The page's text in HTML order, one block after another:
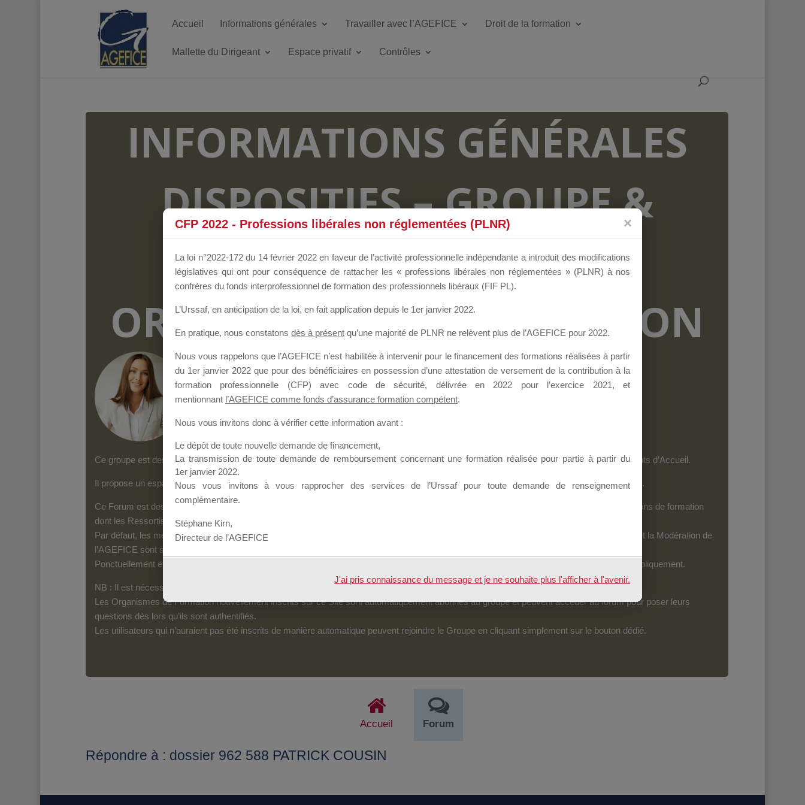
Accueil Informations générales Travailler avec l’AGEFICE Droit de la formation
Mallette du Dirigeant Espace privatif Contrôles
INFORMATIONS GÉNÉRALES
DISPOSITIFS – GROUPE &
FORUM DÉDIÉS AUX
ORGANISMES DE FORMATION
Groupe Public il y a 8 minutes
Ce groupe est destiné aux Organismes de formation. Il accueille également les Conseillers salariés de l’AGEFICE et les personnels des Points d’Accueil.
Il propose un espace forum, sur lequel il est possible de laisser un message ou poser vos questions concernant les dispositifs de l’AGEFICE.
Ce Forum est destiné aux Organismes de formation qui ont besoin de renseignements sur l’AGEFICE et sur les aides au financement d’actions de formation
dont les Ressortissants de l’AGEFICE peuvent éventuellement bénéficier.
Par défaut, les messages qui sont postés sur cet espace sont considérés comme étant des messages
: Seuls leurs Auteurs et la Modération de
l’AGEFICE sont susceptibles d’en lire le contenu.
Ponctuellement et pour les messages qui s’avéreraient d’une particulière pertinence, certains des échanges pourront devenir accessibles publiquement.
NB : Il est nécessaire d’être inscrit(e) pour pouvoir accéder et intervenir sur cet espace.
Les Organismes de Formation nouvellement inscrits sur ce Site sont automatiquement abonnés au groupe et peuvent accéder au forum pour poser leurs
questions dès lors qu’ils sont authentifiés.
Les utilisateurs qui n’auraient pas été inscrits de manière automatique peuvent rejoindre le Groupe en cliquant simplement sur le bouton dédié.
Accueil Forum
Répondre à : dossier 962 588 PATRICK COUSIN
CFP 2022 - Professions libérales non réglementées (PLNR)
La loi n°2022-172 du 14 février 2022 en faveur de l’activité professionnelle indépendante a introduit des modifications
législatives qui ont pour conséquence de rattacher les « professions libérales non réglementées » (PLNR) à nos
confrères du fonds interprofessionnel de formation des professionnels libéraux (FIF PL).
L’Urssaf, en anticipation de la loi, en fait application depuis le 1er janvier 2022.
En pratique, nous constatons dès à présent qu’une majorité de PLNR ne relèvent plus de l’AGEFICE pour 2022.
Nous vous rappelons que l’AGEFICE n’est habilitée à intervenir pour le financement des formations réalisées à partir
du 1er janvier 2022 que pour des bénéficiaires en possession d’une attestation de versement de la contribution à la
formation professionnelle (CFP) avec code de sécurité, délivrée en 2022 pour l’exercice 2021, et
mentionnant l’AGEFICE comme fonds d’assurance formation compétent.
Nous vous invitons donc à vérifier cette information avant :
Le dépôt de toute nouvelle demande de financement,
La transmission de toute demande de remboursement concernant une formation réalisée pour partie à partir du
1er janvier 2022.
Nous vous invitons à vous rapprocher des services de l’Urssaf pour toute demande de renseignement
complémentaire.
Stéphane Kirn,
Directeur de l’AGEFICE
J'ai pris connaissance du message et je ne souhaite plus l'afficher à l'avenir.